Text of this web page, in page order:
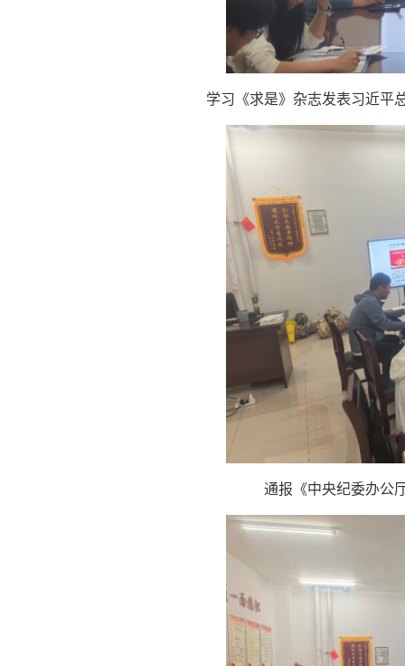
学习《求是》杂志发表习近平
通报《中央纪委办公